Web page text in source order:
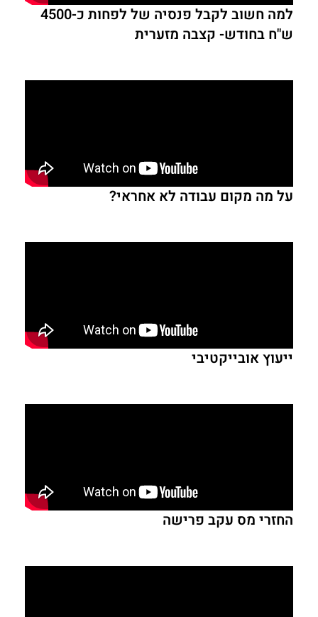
למה חשוב לקבל פנסיה של לפחות כ-4500
ש"ח בחודש- קצבה מזערית
על מה מקום עבודה לא אחראי?
ייעוץ אובייקטיבי
החזרי מס עקב פרישה